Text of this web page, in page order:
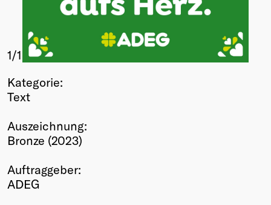
Upcoming
Past
Membership
Members
Young Creatives
Winners
2026
Past
Annual
1/1
Kategorie:
Text
Auszeichnung:
Bronze (2023)
Auftraggeber:
ADEG